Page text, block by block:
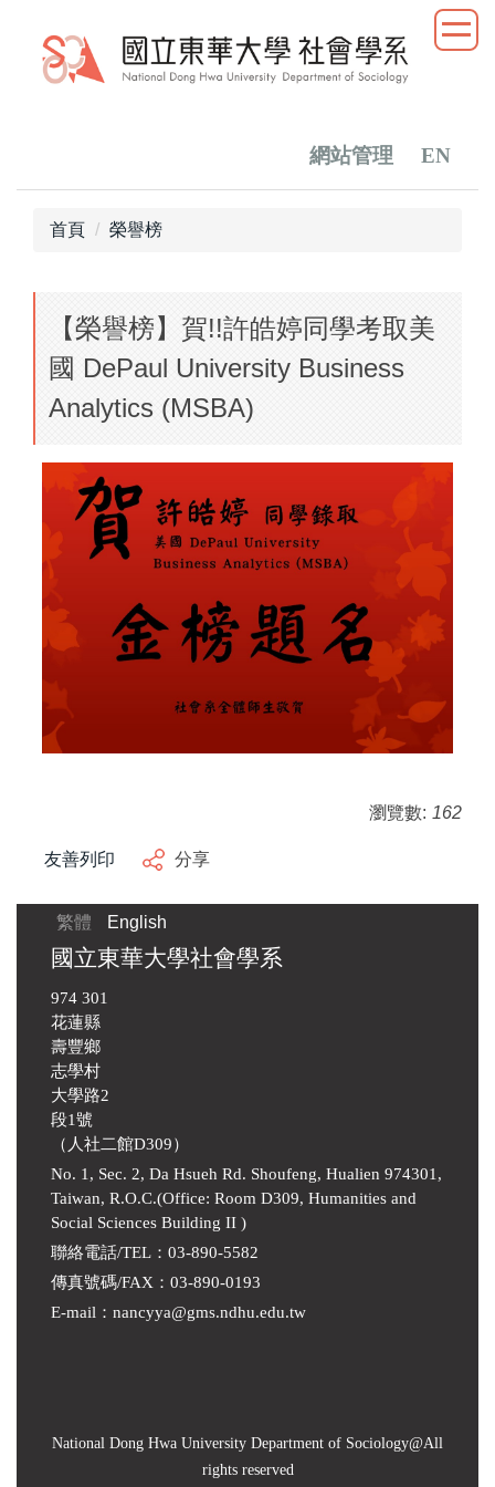
網站管理 EN
首頁 榮譽榜
【榮譽榜】賀!!許皓婷同學考取美
國 DePaul University Business
Analytics (MSBA)
瀏覽數: 162
友善列印 分享
繁體 English
國立東華大學社會學系
974 301
花蓮縣
壽豐鄉
志學村
大學路2
段1號
（人社二館D309）
No. 1, Sec. 2, Da Hsueh Rd. Shoufeng, Hualien 974301,
Taiwan, R.O.C.(Office: Room D309, Humanities and
Social Sciences Building II )
聯絡電話/TEL：03-890-5582
傳真號碼/FAX：03-890-0193
E-mail ： nancyya@gms.ndhu.edu.tw
National Dong Hwa University Department of Sociology@All
rights reserved